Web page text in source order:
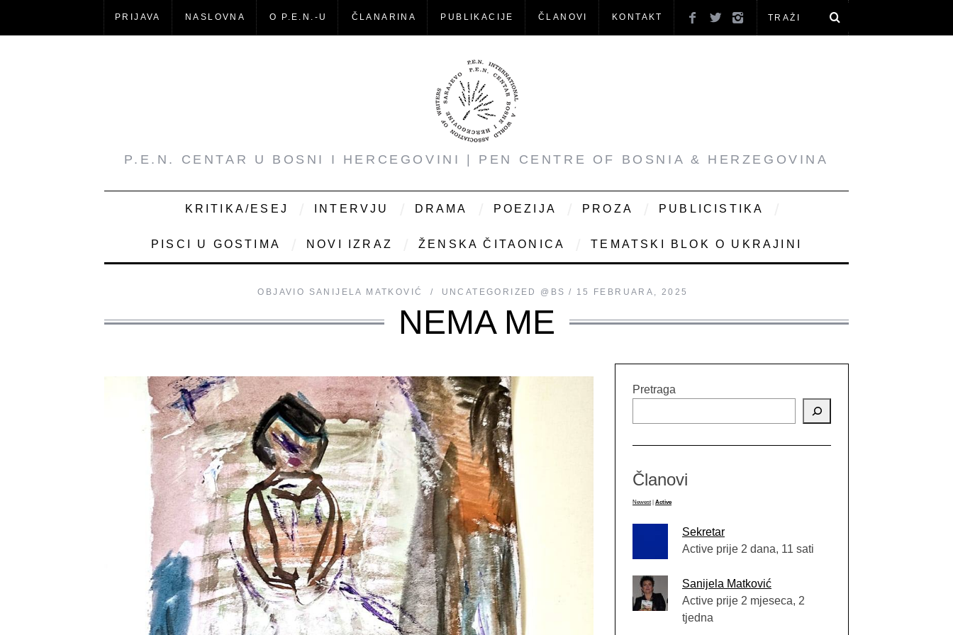
PRIJAVA NASLOVNA O P.E.N.-U ČLANARINA PUBLIKACIJE ČLANOVI KONTAKT
P.E.N. CENTAR U BOSNI I HERCEGOVINI | PEN CENTRE OF BOSNIA & HERZEGOVINA
KRITIKA/ESEJ INTERVJU DRAMA POEZIJA PROZA PUBLICISTIKA
PISCI U GOSTIMA NOVI IZRAZ ŽENSKA ČITAONICA TEMATSKI BLOK O UKRAJINI
OBJAVIO SANIJELA MATKOVIĆ UNCATEGORIZED @BS 15 FEBRUARA, 2025
NEMA ME
Pretraga
Članovi
Newest Active
Sekretar
Active prije 2 dana, 11 sati
Sanijela Matković
Active prije 2 mjeseca, 2
tjedna